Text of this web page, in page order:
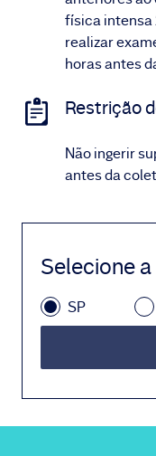
física intensa
realizar
horas antes
Restrição
Não ingerir
antes da
Selecione
SP